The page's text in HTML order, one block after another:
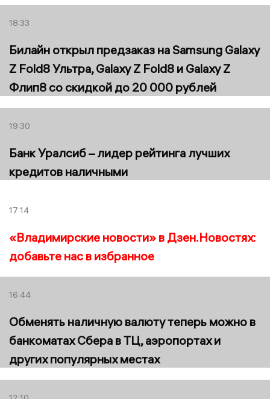
18:33
Билайн открыл предзаказ на Samsung Galaxy
Z Fold8 Ультра, Galaxy Z Fold8 и Galaxy Z
Флип8 со скидкой до 20 000 рублей
19:30
Банк Уралсиб – лидер рейтинга лучших
кредитов наличными
17:14
«Владимирские новости» в Дзен.Новостях:
добавьте нас в избранное
16:44
Обменять наличную валюту теперь можно в
банкоматах Сбера в ТЦ, аэропортах и
других популярных местах